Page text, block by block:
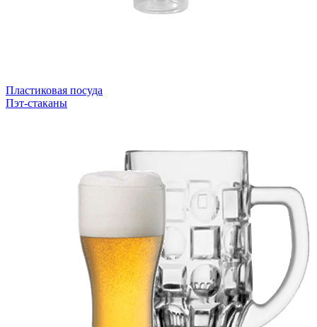
Пластиковая посуда
Пэт-стаканы